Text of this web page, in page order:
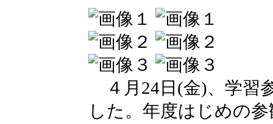
４月24日(金)、学習
した。年度はじめの